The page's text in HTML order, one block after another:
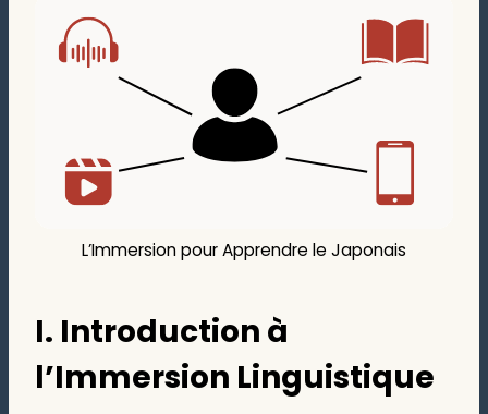
L’Immersion pour Apprendre le Japonais
I. Introduction à
l’Immersion Linguistique